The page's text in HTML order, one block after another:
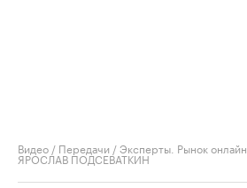
Видео / Передачи /Эксперты. Рынок онлайн
ЯРОСЛАВ ПОДСЕВАТКИН